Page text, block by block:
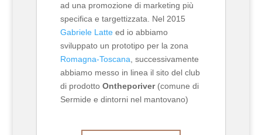
ad una promozione di marketing più
specifica e targettizzata. Nel 2015
Gabriele Latteed io abbiamo
sviluppato un prototipo per la zona
Romagna-Toscana , successivamente
abbiamo messo in linea il sito del club
di prodotto Ontheporiver(comune di
Sermide e dintorni nel mantovano)